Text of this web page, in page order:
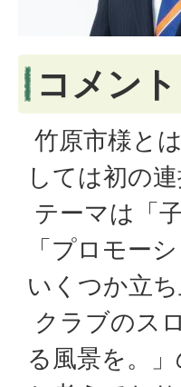
コメント
竹原市様と
しては初の
テーマは「
「プロモー
いくつか立
クラブのス
る風景を。